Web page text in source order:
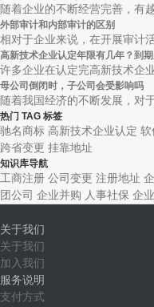
随着企业的不断经营完善，有
外部审计和内部审计的区别
相对于企业来说，在开展审计
高新技术企业认定年限有几年？到
许多企业在认定完高新技术企
母公司倒闭时，子公司会受影响吗
随着我国经济的不断发展，对
热门 TAG 标签
驰名商标 高新技术企业认定 软
跨省变更 挂靠地址
知识库导航
工商注册 公司变更 注册地址
团公司 企业并购 人事社保 企
关于我们
关于我们
加入我们
服务说明
支付方式